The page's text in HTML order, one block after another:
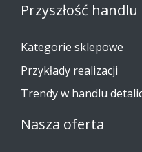
Przyszłość
Kategorie sklepowe
Przykłady realizacji
Trendy w handlu
Nasza oferta